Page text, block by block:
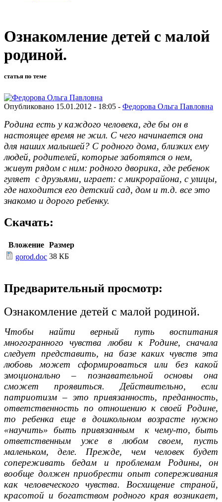
Ознакомление детей с малой
родиной.
статья по теме
Опубликовано 15.01.2012 - 18:05 - Федорова Ольга Павловна
Родина есть у каждого человека, где бы он в
настоящее время не жил. С чего начинается она
для наших малышей? С родного дома, близких ему
людей, родителей, которые заботятся о нем,
живут рядом с ним: родного дворика, где ребенок
гуляет с друзьями, играет: с микрорайона, с улицы,
где находится его детский сад, дом и т.д. все это
знакомо и дорого ребенку.
Скачать:
Вложение Размер
gorod.doc 38 КБ
Предварительный просмотр:
Ознакомление детей с малой родиной.
Чтобы найти верный путь воспитания
многогранного чувства любви к Родине, сначала
следует представить, на базе каких чувств эта
любовь может сформироваться или без какой
эмоционально – познавательной основы она
сможет проявиться. Действительно, если
патриотизм – это привязанность, преданность,
ответственность по отношению к своей Родине,
то ребенка еще в дошкольном возрасте нужно
«научить» быть привязанным к чему-то, быть
ответственным уже в любом своем, пусть
маленьком, деле. Прежде, чем человек будет
сопереживать бедам и проблемам Родины, он
вообще должен приобрести опыт сопереживания
как человеческого чувства. Восхищение страной,
красотой и богатством родного края возникает,